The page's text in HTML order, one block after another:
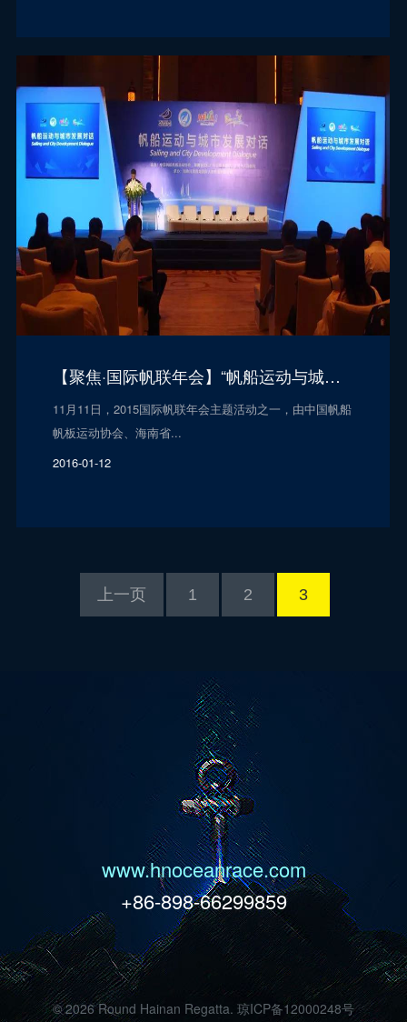
【聚焦·国际帆联年会】“帆船运动与城市发展对话”精华摘录
11月11日，2015国际帆联年会主题活动之一，由中国帆船
帆板运动协会、海南省...
2016-01-12
上一页 1 2 3
www.hnoceanrace.com
+86-898-66299859
©2026 Round Hainan Regatta. 琼ICP备12000248号